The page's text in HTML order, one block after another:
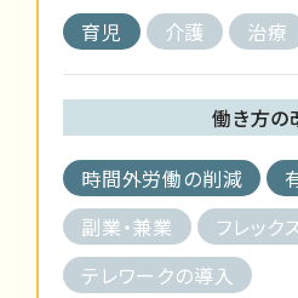
育児 介護 治療
働き方の
時間外労働の削減
副業・兼業
フレック
テレワークの導入